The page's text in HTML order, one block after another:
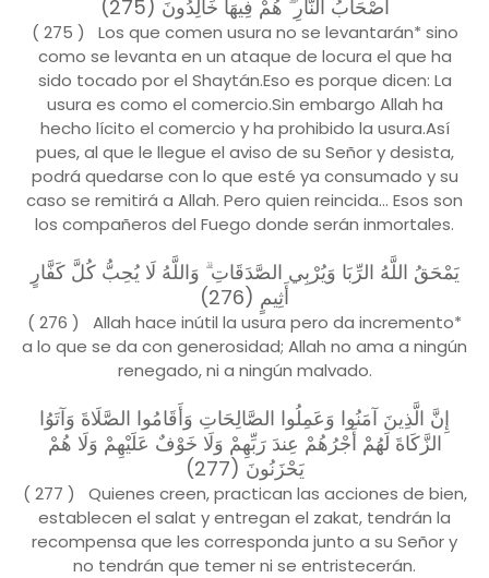
أَصْحَابُ النَّارِ ۖ هُمْ فِيهَا خَالِدُونَ (275)
( 275 ) Los que comen usura no se levantarán* sino
como se levanta en un ataque de locura el que ha
sido tocado por el Shaytán.Eso es porque dicen: La
usura es como el comercio.Sin embargo Allah ha
hecho lícito el comercio y ha prohibido la usura.Así
pues, al que le llegue el aviso de su Señor y desista,
podrá quedarse con lo que esté ya consumado y su
caso se remitirá a Allah. Pero quien reincida... Esos son
los compañeros del Fuego donde serán inmortales.
يَمْحَقُ اللَّهُ الرِّبَا وَيُرْبِي الصَّدَقَاتِ ۗ وَاللَّهُ لَا يُحِبُّ كُلَّ كَفَّارٍ
أَثِيمٍ (276)
( 276 ) Allah hace inútil la usura pero da incremento*
a lo que se da con generosidad; Allah no ama a ningún
renegado, ni a ningún malvado.
إِنَّ الَّذِينَ آمَنُوا وَعَمِلُوا الصَّالِحَاتِ وَأَقَامُوا الصَّلَاةَ وَآتَوُا
الزَّكَاةَ لَهُمْ أَجْرُهُمْ عِندَ رَبِّهِمْ وَلَا خَوْفٌ عَلَيْهِمْ وَلَا هُمْ
يَحْزَنُونَ (277)
( 277 ) Quienes creen, practican las acciones de bien,
establecen el salat y entregan el zakat, tendrán la
recompensa que les corresponda junto a su Señor y
no tendrán que temer ni se entristecerán.